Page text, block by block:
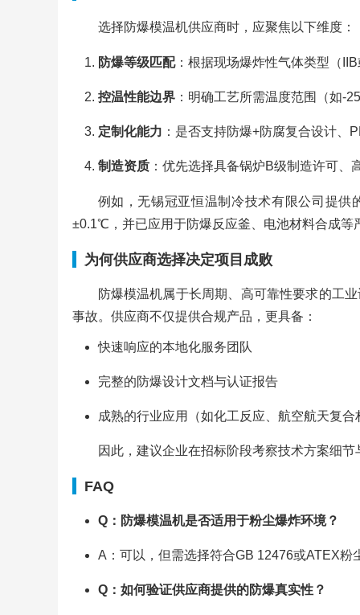
选择防爆模温机供应商时，应聚焦以下维度：
防爆等级匹配：根据现场爆炸性气体类型（
控温性能边界：明确工艺所需温度范围（如-
定制化能力 ：是否支持防爆+防腐复合设计、
制造资质：优先选择具备锅炉B级制造许可、
例如，无锡冠亚恒温制冷技术有限公司提
±0.1℃，并已应用于防爆反应釜、电池材料合成等
为何供应商选择决定项目成败
防爆模温机属于长周期、高可靠性要求的工
事故。供应商不仅提供合规产品，更具备：
快速响应的本地化服务团队
完整的防爆设计文档与认证报告
成熟的行业应用（如化工反应、航空航天复合
因此，建议企业在招标阶段考察技术方案细
FAQ
Q：防爆模温机是否适用于粉尘爆炸环境？
A：可以，但需选择符合GB 12476或ATEX
Q：如何验证供应商提供的防爆真实性？